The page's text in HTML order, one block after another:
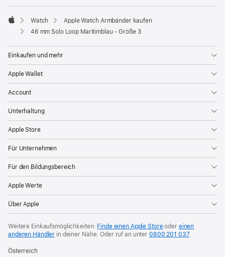
neues
Apple
Watch
Apple Watch Armbänder kaufen
46 mm Solo Loop Maritimblau - Größe 3
Einkaufen und mehr
Apple Wallet
Account
Unterhaltung
Apple Store
Für Unternehmen
Für den Bildungsbereich
Apple Werte
Über Apple
Weitere Einkaufsmöglichkeiten: Finde einen Apple Storeoder einen
anderen Händler in deiner Nähe. Oder ruf an unter0800 201 037.
Österreich